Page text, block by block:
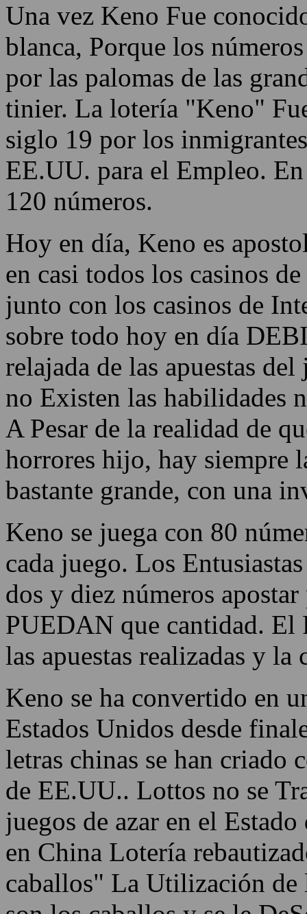
Una vez Keno Fue
blanca, Porque los
por las palomas de las
tinier. La lotería "Keno"
siglo 19 por los
EE.UU. para el Empleo.
120 números.
Hoy en día, Keno es
en casi todos los casinos
junto con los casinos de
sobre todo hoy en día
relajada de las apuestas
no Existen las habilidades
A Pesar de la realidad de
horrores hijo, hay siempre
bastante grande, con una
Keno se juega con 80
cada juego. Los
dos y diez números
PUEDAN que cantidad. El
las apuestas realizadas y
Keno se ha convertido en
Estados Unidos desde
letras chinas se han criado
de EE.UU.. Lottos no se
juegos de azar en el
en China Lotería
caballos" La Utilización de